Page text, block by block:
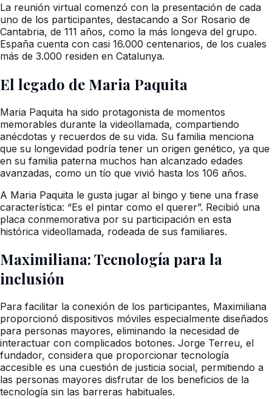
La reunión virtual comenzó con la presentación de cada
uno de los participantes, destacando a Sor Rosario de
Cantabria, de 111 años, como la más longeva del grupo.
España cuenta con casi 16.000 centenarios, de los cuales
más de 3.000 residen en Catalunya.
El legado de Maria Paquita
Maria Paquita ha sido protagonista de momentos
memorables durante la videollamada, compartiendo
anécdotas y recuerdos de su vida. Su familia menciona
que su longevidad podría tener un origen genético, ya que
en su familia paterna muchos han alcanzado edades
avanzadas, como un tío que vivió hasta los 106 años.
A Maria Paquita le gusta jugar al bingo y tiene una frase
característica: “Es el pintar como el querer”. Recibió una
placa conmemorativa por su participación en esta
histórica videollamada, rodeada de sus familiares.
Maximiliana: Tecnología para la
inclusión
Para facilitar la conexión de los participantes, Maximiliana
proporcionó dispositivos móviles especialmente diseñados
para personas mayores, eliminando la necesidad de
interactuar con complicados botones. Jorge Terreu, el
fundador, considera que proporcionar tecnología
accesible es una cuestión de justicia social, permitiendo a
las personas mayores disfrutar de los beneficios de la
tecnología sin las barreras habituales.